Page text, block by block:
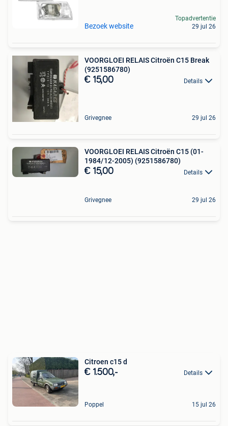
Bezoek website
Topadvertentie
29 jul 26
VOORGLOEI RELAIS Citroën C15 Break
(9251586780)
€ 15,00 Details
Grivegnee 29 jul 26
VOORGLOEI RELAIS Citroën C15 (01-
1984/12-2005) (9251586780)
€ 15,00 Details
Grivegnee 29 jul 26
Citroen c15 d
€ 1.500,- Details
Poppel 15 jul 26